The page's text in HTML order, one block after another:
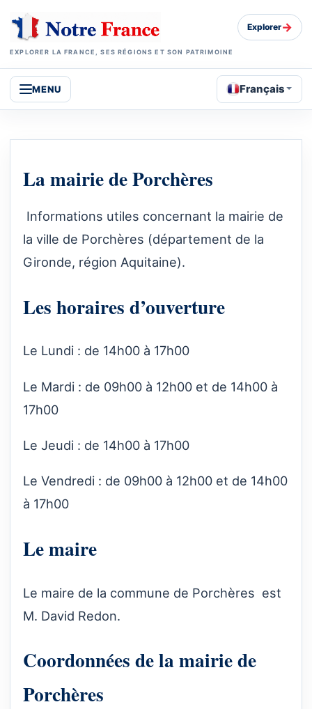
EXPLORER LA FRANCE, SES RÉGIONS ET SON PATRIMOINE
Explorer→
MENU Français
La mairie de Porchères
Informations utiles concernant la mairie de
la ville de Porchères (département de la
Gironde, région Aquitaine).
Les horaires d’ouverture
Le Lundi : de 14h00 à 17h00
Le Mardi : de 09h00 à 12h00 et de 14h00 à
17h00
Le Jeudi : de 14h00 à 17h00
Le Vendredi : de 09h00 à 12h00 et de 14h00
à 17h00
Le maire
Le maire de la commune de Porchères est
M. David Redon.
Coordonnées de la mairie de
Porchères